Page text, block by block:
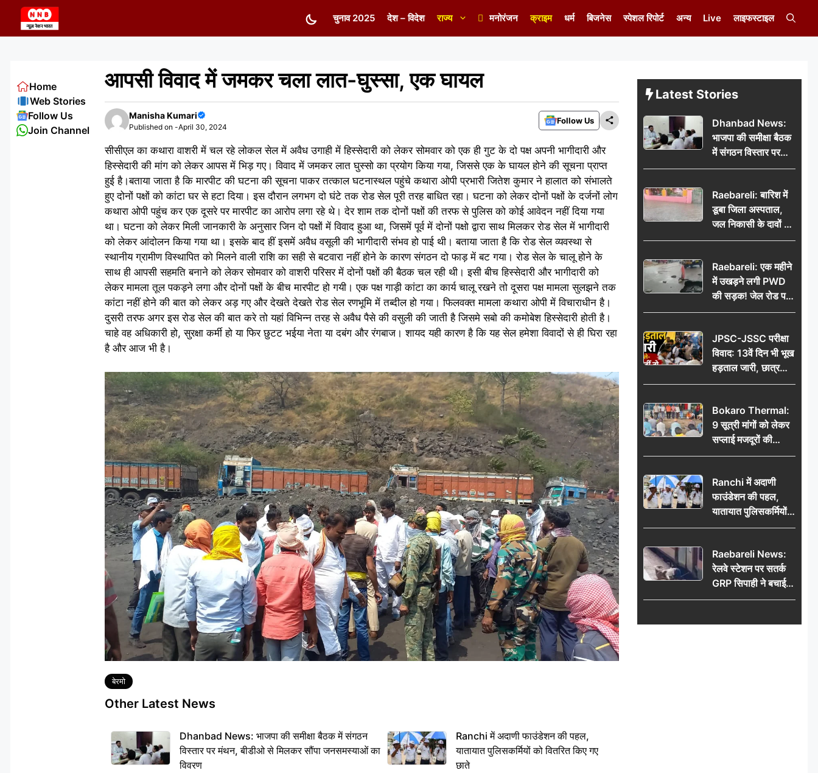
content
चुनाव 2025 देश – विदेश राज्य मनोरंजन क्राइम धर्म बिजनेस स्पेशल रिपोर्ट अन्य Live लाइफस्टाइल
आपसी विवाद में जमकर चला लात-घुस्सा, एक घायल
Manisha Kumari
Published on -April 30, 2024
Follow Us
सीसीएल का कथारा वाशरी में चल रहे लोकल सेल में अवैध उगाही में हिस्सेदारी को लेकर सोमवार को एक ही गुट के दो पक्ष अपनी भागीदारी और
हिस्सेदारी की मांग को लेकर आपस में भिड़ गए। विवाद में जमकर लात घुस्सो का प्रयोग किया गया, जिससे एक के घायल होने की सूचना प्राप्त
हुई है।बताया जाता है कि मारपीट की घटना की सूचना पाकर तत्काल घटनास्थल पहुंचे कथारा ओपी प्रभारी जितेश कुमार ने हालात को संभालते
हुए दोनों पक्षों को कांटा घर से हटा दिया। इस दौरान लगभग दो घंटे तक रोड सेल पूरी तरह बाधित रहा। घटना को लेकर दोनों पक्षों के दर्जनों लोग
कथारा ओपी पहुंच कर एक दूसरे पर मारपीट का आरोप लगा रहे थे। देर शाम तक दोनों पक्षों की तरफ से पुलिस को कोई आवेदन नहीं दिया गया
था। घटना को लेकर मिली जानकारी के अनुसार जिन दो पक्षों में विवाद हुआ था, जिसमें पूर्व में दोनों पक्षो द्वारा साथ मिलकर रोड सेल में भागीदारी
को लेकर आंदोलन किया गया था। इसके बाद हीं इसमें अवैध वसूली की भागीदारी संभव हो पाई थी। बताया जाता है कि रोड सेल व्यवस्था से
स्थानीय ग्रामीण विस्थापित को मिलने वाली राशि का सही से बटवारा नहीं होने के कारण संगठन दो फाड़ में बट गया। रोड सेल के चालू होने के
साथ ही आपसी सहमति बनाने को लेकर सोमवार को वाशरी परिसर में दोनों पक्षों की बैठक चल रही थी। इसी बीच हिस्सेदारी और भागीदारी को
लेकर मामला तूल पकड़ने लगा और दोनों पक्षों के बीच मारपीट हो गयी। एक पक्ष गाड़ी कांटा का कार्य चालू रखने तो दूसरा पक्ष मामला सुलझने तक
कांटा नहीं होने की बात को लेकर अड़ गए और देखते देखते रोड सेल रणभूमि में तब्दील हो गया। फिलवक्त मामला कथारा ओपी में विचाराधीन है।
दुसरी तरफ अगर इस रोड सेल की बात करे तो यहां विभिन्न तरह से अवैध पैसे की वसुली की जाती है जिसमे सबो की कमोबेश हिस्सेदारी होती है।
चाहे वह अधिकारी हो, सुरक्षा कर्मी हो या फिर छुटट भईया नेता या दबंग और रंगबाज। शायद यही कारण है कि यह सेल हमेशा विवादों से ही घिरा रहा
है और आज भी है।
Tags
बेरमो
Other Latest News
Dhanbad News: भाजपा की समीक्षा बैठक में संगठन
विस्तार पर मंथन, बीडीओ से मिलकर सौंपा जनसमस्याओं का
विवरण
Ranchi में अदाणी फाउंडेशन की पहल,
यातायात पुलिसकर्मियों को वितरित किए गए
छाते
Home
Web Stories
Follow Us
Join Channel
Latest Stories
Dhanbad News:
भाजपा की समीक्षा बैठक
में संगठन विस्तार पर
मंथन, बीडीओ से
जनसमस्याओं का विवरण
Raebareli: बारिश में
डूबा जिला अस्पताल,
जल निकासी के दावों की
खुली पोल
Raebareli: एक महीने
में उखड़ने लगी PWD
की सड़क! जेल रोड पर
गड्ढे ने खोली निर्माण
की उठी मांग
JPSC-JSSC परीक्षा
विवाद: 13वें दिन भी भूख
हड़ताल जारी, छात्र
बोले- जांच नहीं तो
Bokaro Thermal:
9 सूत्री मांगों को लेकर
सप्लाई मजदूरों की
हुंकार, 12 अगस्त के
Ranchi में अदाणी
फाउंडेशन की पहल,
यातायात पुलिसकर्मियों
को वितरित किए गए छाते
Raebareli News:
रेलवे स्टेशन पर सतर्क
GRP सिपाही ने बचाई
महिला की जान, चलती
हादसा टला; घटना